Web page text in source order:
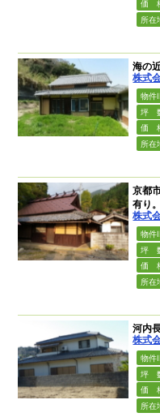
価
所在
海の
株式
物件
坪
価
所在
京都
有り。
株式
物件
坪
価
所在
河内
株式
物件
坪
価
所在